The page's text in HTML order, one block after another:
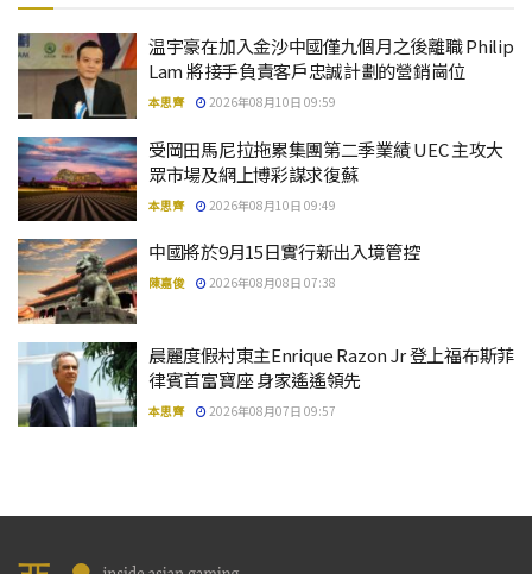
温宇豪在加入金沙中國僅九個月之後離職 Philip
Lam 將接手負責客戶忠誠計劃的營銷崗位
本思齊 2026年08月10日 09:59
受岡田馬尼拉拖累集團第二季業績 UEC 主攻大
眾市場及網上博彩謀求復蘇
本思齊 2026年08月10日 09:49
中國將於9月15日實行新出入境管控
陳嘉俊 2026年08月08日 07:38
晨麗度假村東主Enrique Razon Jr 登上福布斯菲
律賓首富寶座 身家遙遙領先
本思齊 2026年08月07日 09:57